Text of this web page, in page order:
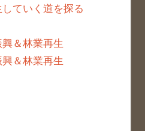
ていく道を探る
＆林業再生
＆林業再生